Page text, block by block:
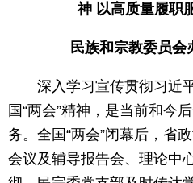
神 以高质量履职
民族和宗教委员会
深入学习宣传贯彻习近
国“两会”精神，是当前和今
务。全国“两会”闭幕后，省
会议及辅导报告会、理论中